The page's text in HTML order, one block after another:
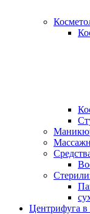
Центрифуга